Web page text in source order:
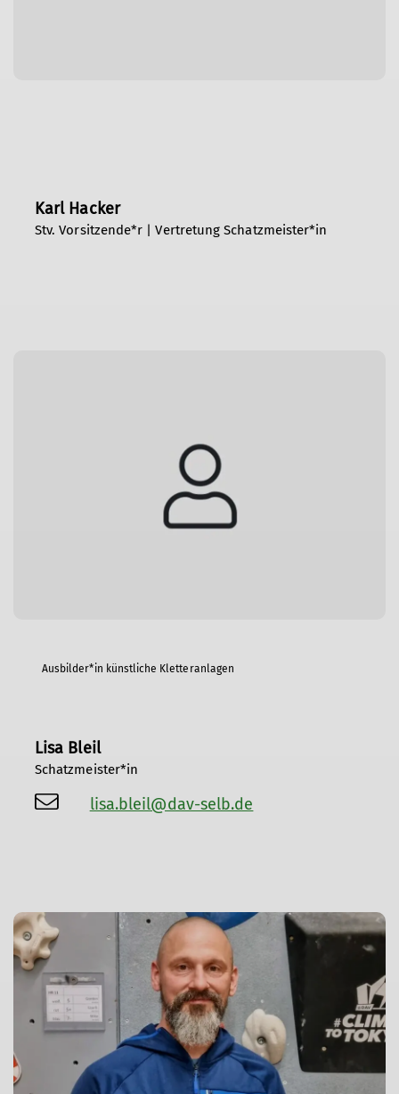
Karl Hacker
Stv. Vorsitzende*r | Vertretung Schatzmeister*in
Ausbilder*in künstliche Kletteranlagen
Lisa Bleil
Schatzmeister*in
lisa.bleil@dav-selb.de